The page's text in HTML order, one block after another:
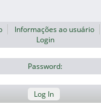
Informações ao usuário
Login
Password:
Log In